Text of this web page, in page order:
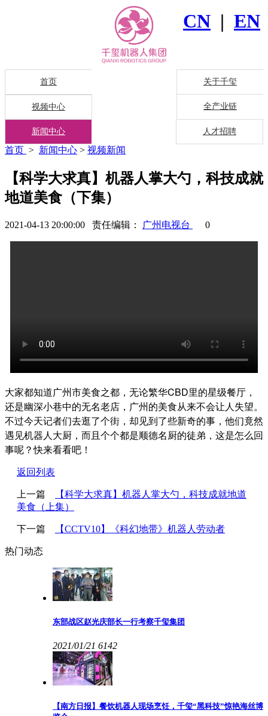
CN | EN
首页 关于千玺
视频中心 全产业链
新闻中心 人才招聘
首页 > 新闻中心 > 视频新闻
【科学大求真】机器人掌大勺，科技成就
地道美食（下集）
2021-04-13 20:00:00 责任编辑： 广州电视台 0
大家都知道广州市美食之都，无论繁华CBD里的星级餐厅，
还是幽深小巷中的无名老店，广州的美食从来不会让人失望。
不过今天记者们去逛了个街，却见到了些新奇的事，他们竟然
遇见机器人大厨，而且个个都是顺德名厨的徒弟，这是怎么回
事呢？快来看看吧！
返回列表
上一篇
【科学大求真】机器人掌大勺，科技成就地道
美食（上集）
下一篇 【CCTV10】《科幻地带》机器人劳动者
热门动态
东部战区赵光庆部长一行考察千玺集团
2021/01/21 6142
【南方日报】餐饮机器人现场烹饪，千玺“黑科技”惊艳海丝博